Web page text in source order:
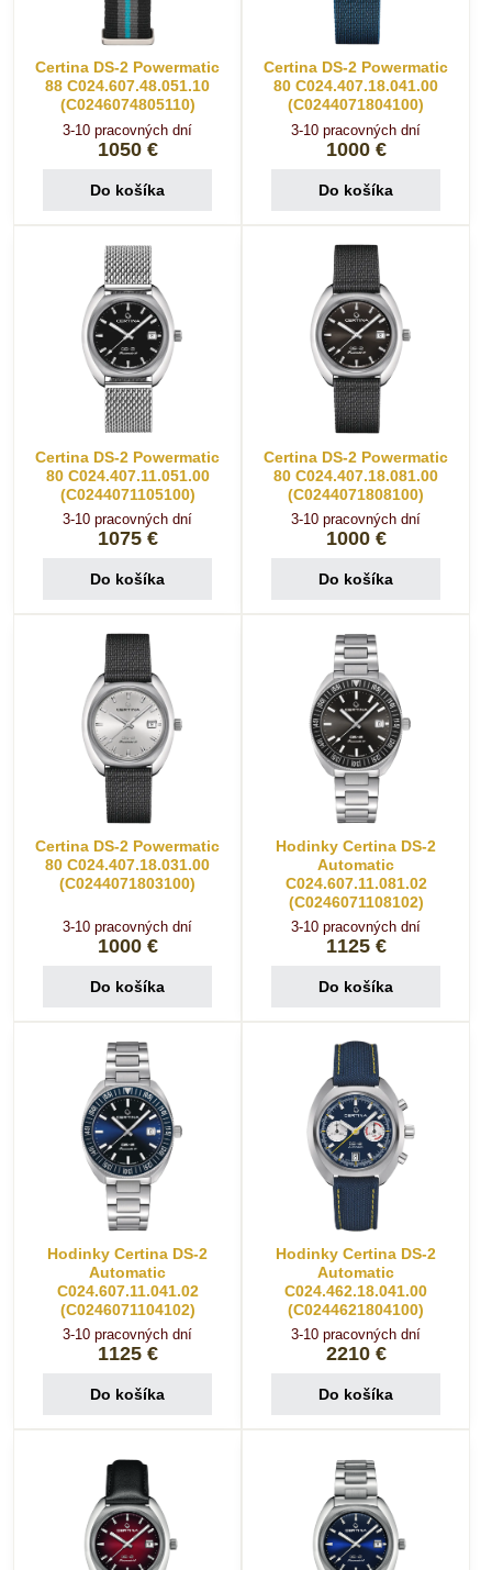
Certina DS-2 Powermatic
88 C024.607.48.051.10
(C0246074805110)
3-10 pracovných dní
1050 €
Do košíka
Certina DS-2 Powermatic
80 C024.407.18.041.00
(C0244071804100)
3-10 pracovných dní
1000 €
Do košíka
Certina DS-2 Powermatic
80 C024.407.11.051.00
(C0244071105100)
3-10 pracovných dní
1075 €
Do košíka
Certina DS-2 Powermatic
80 C024.407.18.081.00
(C0244071808100)
3-10 pracovných dní
1000 €
Do košíka
Certina DS-2 Powermatic
80 C024.407.18.031.00
(C0244071803100)
3-10 pracovných dní
1000 €
Do košíka
Hodinky Certina DS-2
Automatic
C024.607.11.081.02
(C0246071108102)
3-10 pracovných dní
1125 €
Do košíka
Hodinky Certina DS-2
Automatic
C024.607.11.041.02
(C0246071104102)
3-10 pracovných dní
1125 €
Do košíka
Hodinky Certina DS-2
Automatic
C024.462.18.041.00
(C0244621804100)
3-10 pracovných dní
2210 €
Do košíka